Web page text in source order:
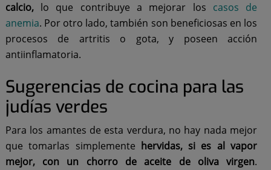
calcio,lo que contribuye a mejorar los casos de
anemia. Por otro lado, también son beneficiosas en los
procesos de artritis o gota, y poseen acción
antiinflamatoria.
Sugerencias de cocina para las
judías verdes
Para los amantes de esta verdura, no hay nada mejor
que tomarlas simplemente hervidas, si es al vapor
mejor, con un chorro de aceite de oliva virgen.